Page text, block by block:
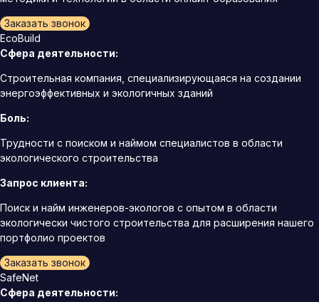
Заказать звонок
EcoBuild
Сфера деятельности:
Строительная компания, специализирующаяся на создании
энергоэффективных и экологичных зданий
Боль:
Трудности с поиском и наймом специалистов в области
экологического строительства
Запрос клиента:
Поиск и найм инженеров-экологов с опытом в области
экологически чистого строительства для расширения нашего
портфолио проектов
Заказать звонок
SafeNet
Сфера деятельности: